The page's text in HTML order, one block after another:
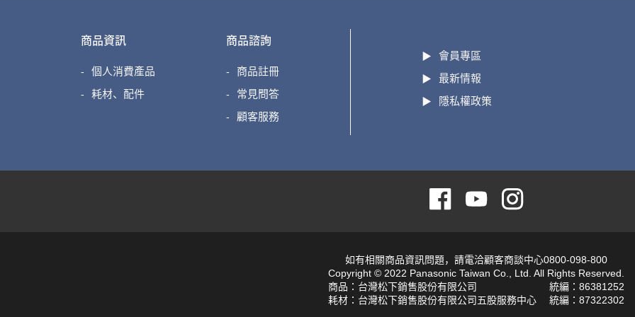
商品資訊
個人消費產品
耗材、配件
商品諮詢
商品註冊
常見問答
顧客服務
會員專區
最新情報
隱私權政策
如有相關商品資訊問題，請電洽顧客商談中心0800-098-800
Copyright © 2022 Panasonic Taiwan Co., Ltd. All Rights Reserved.
商品：台灣松下銷售股份有限公司
耗材：台灣松下銷售股份有限公司五股服務中心
統編：86381252
統編：87322302